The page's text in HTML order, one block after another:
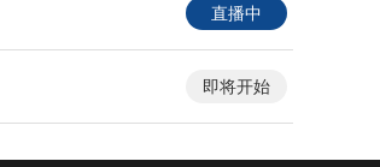
直播中
即将开始